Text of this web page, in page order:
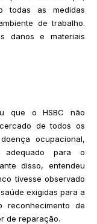
todas as medidas
de trabalho.
danos e materiais
que o HSBC não
de todos os
ocupacional,
adequado para o
disso, entendeu
tivesse observado
exigidas para a
reconhecimento de
de reparação.